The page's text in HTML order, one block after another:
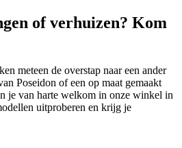
of verhuizen? Kom
meteen de overstap naar een ander
Poseidon of een op maat gemaakt
je van harte welkom in onze winkel in
uitproberen en krijg je